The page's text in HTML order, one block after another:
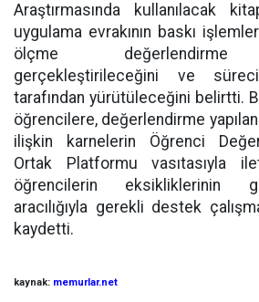
Araştırmasında kullanılacak
uygulama evrakının baskı
ölçme değerlendirme
gerçekleştirileceğini ve
tarafından yürütüleceğini belirtti.
öğrencilere, değerlendirme
ilişkin karnelerin Öğrenci
Ortak Platformu vasıtasıyla
öğrencilerin eksikliklerinin
aracılığıyla gerekli destek
kaydetti.
kaynak: memurlar.net